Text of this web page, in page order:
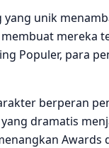
unik
mereka
Populer, para
berperan
dramatis
Awards